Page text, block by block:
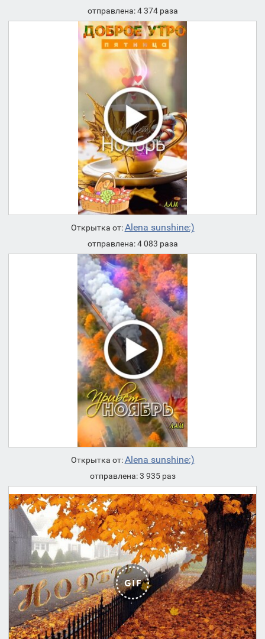
отправлена: 4 374 раза
Открытка от:Alena sunshine:)
отправлена: 4 083 раза
Открытка от:Alena sunshine:)
отправлена: 3 935 раз